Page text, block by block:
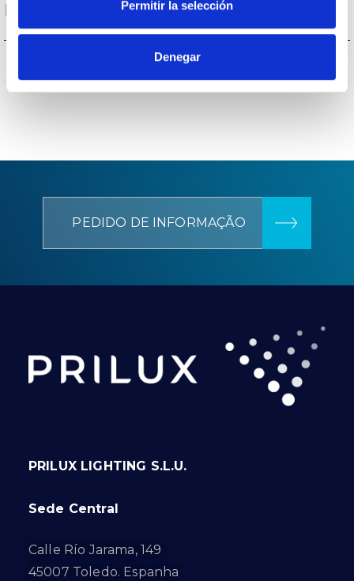
Permitir la selección
Denegar
Proteções
PEDIDO DE INFORMAÇÃO
PRILUX LIGHTING S.L.U.
Sede Central
Calle Río Jarama, 149
45007 Toledo. Espanha